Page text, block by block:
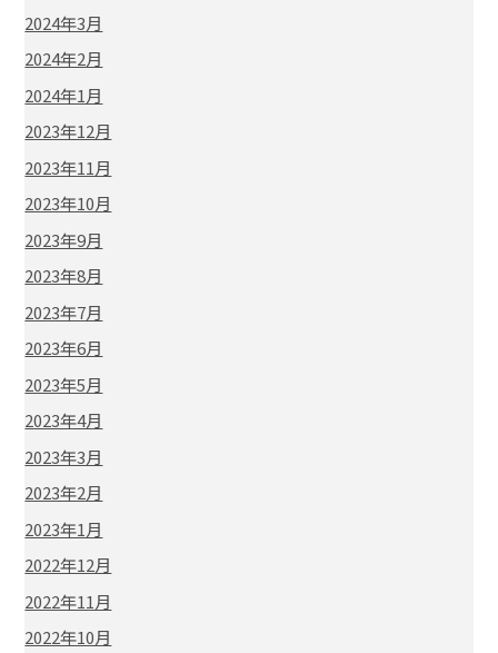
2024年3月
2024年2月
2024年1月
2023年12月
2023年11月
2023年10月
2023年9月
2023年8月
2023年7月
2023年6月
2023年5月
2023年4月
2023年3月
2023年2月
2023年1月
2022年12月
2022年11月
2022年10月